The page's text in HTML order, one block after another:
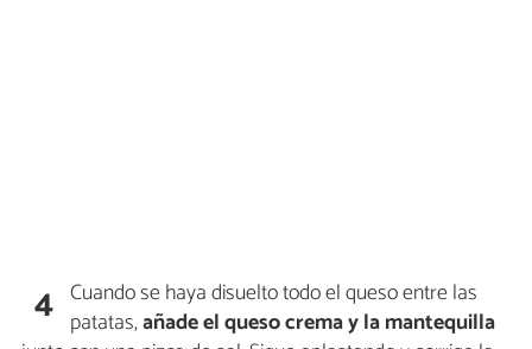
4 Cuando se haya disuelto todo el queso entre las
patatas,añade el queso crema y la mantequilla